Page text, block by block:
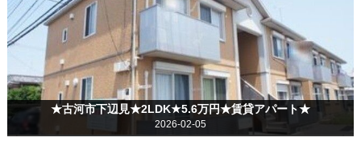
★古河市下辺見★2LDK★5.6万円★賃貸アパート★
2026-02-05